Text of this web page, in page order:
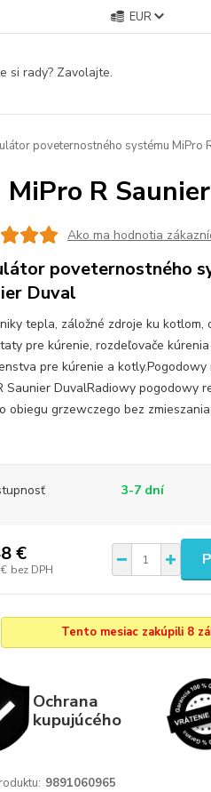
EUR
si rady? Zavolajte.
poveternostného systému MiPro
R
Ako ma hodnotia
poveternostného
Duval
tepla, záložné zdroje ku kotlom,
pre kúrenie, rozdeľovače
pre kúrenie a
Saunier DuvalRadiowy pogodowy
obiegu grzewczego bez
3-7 dní
€
bez DPH
Tento mesiac zakúpili 8
Ochrana
kupujúcého
9891060965